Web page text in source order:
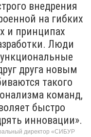
внедрения
на гибких
и принципах
Люди
друга новым
такого
команд,
быстро
инновации».
директор «СИБУР